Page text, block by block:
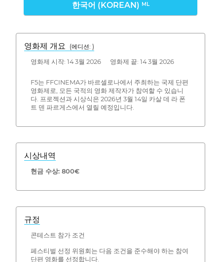
한국어 (KOREAN) ML
영화제 개요 (에디션: )
영화제 시작: 14 3월 2026 영화제 끝: 14 3월 2026
F5는 FFCINEMA가 바르셀로나에서 주최하는 국제 단편
영화제로, 모든 국적의 영화 제작자가 참여할 수 있습니
다. 프로젝션과 시상식은 2026년 3월 14일 카살 데 라 폰
트 덴 파르게스에서 열릴 예정입니다.
시상내역
현금 수상: 800€
규정
콘테스트 참가 조건
페스티벌 선정 위원회는 다음 조건을 준수해야 하는 참여
단편 영화를 선정합니다.